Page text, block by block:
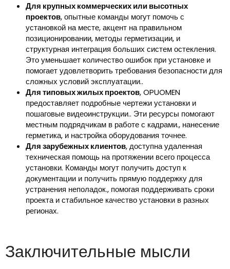
Для крупных коммерческих или высотных
проектов, опытные команды могут помочь с
установкой на месте, акцент на правильном
позиционировании, методы герметизации, и
структурная интеграция больших систем остекления.
Это уменьшает количество ошибок при установке и
помогает удовлетворить требования безопасности для
сложных условий эксплуатации..
Для типовых жилых проектов, OPUOMEN
предоставляет подробные чертежи установки и
пошаговые видеоинструкции.. Эти ресурсы помогают
местным подрядчикам в работе с кадрами., нанесение
герметика, и настройка оборудования точнее.
Для зарубежных клиентов, доступна удаленная
техническая помощь на протяжении всего процесса
установки. Команды могут получить доступ к
документации и получить прямую поддержку для
устранения неполадок., помогая поддерживать сроки
проекта и стабильное качество установки в разных
регионах.
Заключительные мысли